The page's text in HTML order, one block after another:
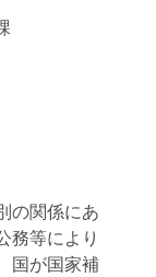
の関係にあ
務等により
国が国家補